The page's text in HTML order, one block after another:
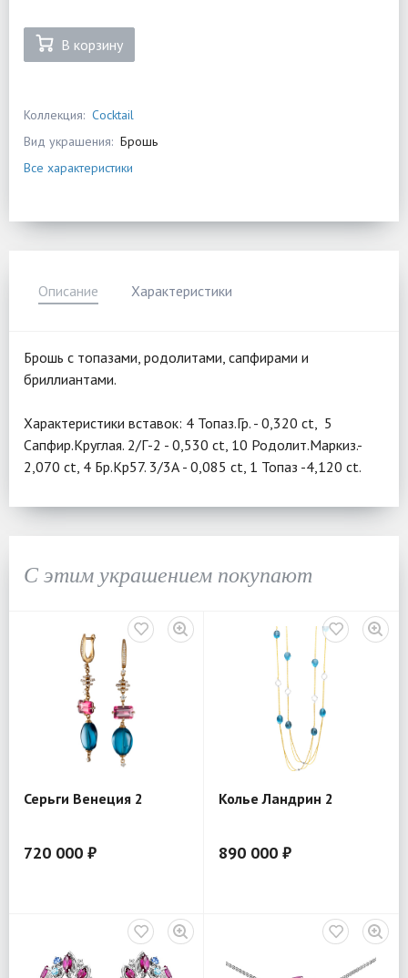
В корзину
Коллекция: Cocktail
Вид украшения: Брошь
Все характеристики
Описание Характеристики
Брошь с топазами, родолитами, сапфирами и
бриллиантами.
Характеристики вставок: 4 Топаз.Гр. - 0,320 ct, 5
Сапфир.Круглая. 2/Г-2 - 0,530 ct, 10 Родолит.Маркиз.-
2,070 ct, 4 Бр.Кр57. 3/3А - 0,085 ct, 1 Топаз -4,120 ct.
С этим украшением покупают
Серьги Венеция 2
720 000 ₽
Колье Ландрин 2
890 000 ₽